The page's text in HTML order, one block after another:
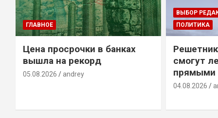
ГЛАВНОЕ
Цена просрочки в банках
вышла на рекорд
05.08.2026 andrey
ВЫБОР
ПОЛИТИКА
смогут
прямыми
04.08.2026